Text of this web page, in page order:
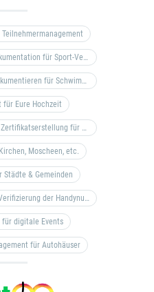
Zuschauer- & Trainings-Dokumentation für Sport-Vereine
Zufluss steuern & Gäste dokumentieren für Schwimm- & Freibäder
für Eure Hochzeit
Teilnehmermanagement & Zertifikatserstellung für Bildungseinrichtungen, Coaches, etc.
Moscheen, etc.
Städte & Gemeinden
Gastdaten-Erfassung inkl. Verifizierung der Handynummer & Zuflussteuerung
für digitale Events
für Autohäuser